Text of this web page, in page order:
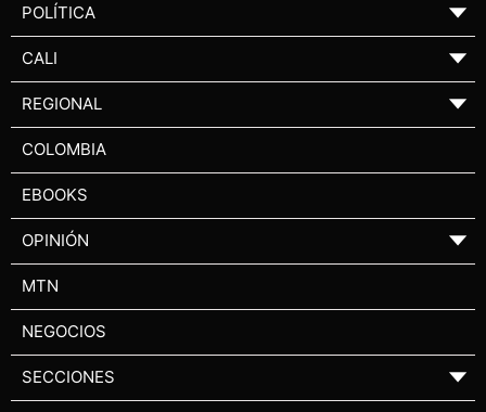
POLÍTICA ▼
CALI ▼
REGIONAL ▼
COLOMBIA
EBOOKS
OPINIÓN ▼
MTN
NEGOCIOS
SECCIONES ▼